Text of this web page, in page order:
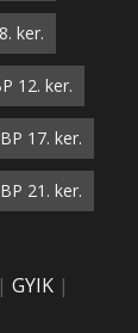
ker.
12. ker.
BP 17. ker.
BP 21. ker.
| GYIK |